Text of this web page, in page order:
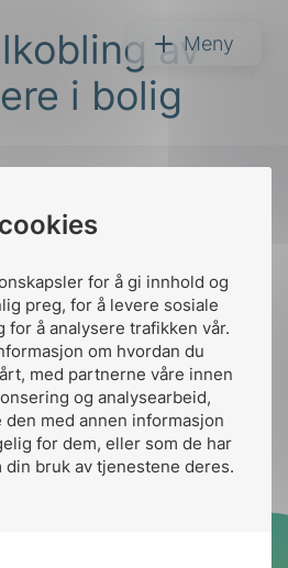
for å gi innhold og
preg, for å levere sosiale
for å analysere trafikken vår.
om hvordan du
med partnerne våre innen
og analysearbeid,
den med annen informasjon
for dem, eller som de har
din bruk av tjenestene deres.
Meny
av
i bolig
nek@nek.no
Bruk av Cookies
toppen